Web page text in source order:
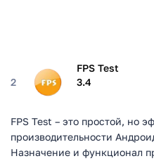
2
FPS Test
3.4
FPS Test – это простой, но
производительности
Назначение и функционал